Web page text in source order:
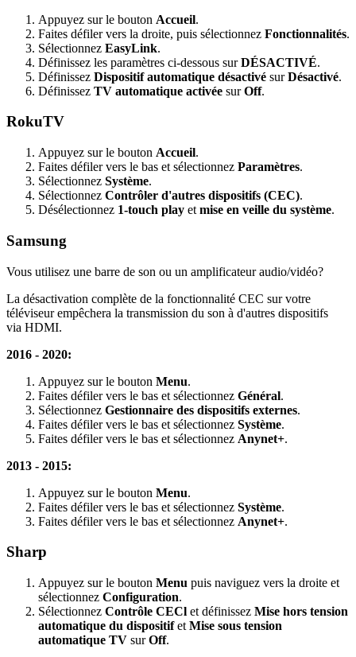
Appuyez sur le bouton Accueil.
Faites défiler vers la droite, puis sélectionnez Fonctionnalités.
Sélectionnez EasyLink.
Définissez les paramètres ci-dessous surDÉSACTIVÉ.
Définissez Dispositif automatique désactivé surDésactivé.
Définissez TV automatique activée surOff.
RokuTV
Appuyez sur le bouton Accueil.
Faites défiler vers le bas et sélectionnez Paramètres.
Sélectionnez Système.
Sélectionnez Contrôler d'autres dispositifs (CEC).
Désélectionnez 1-touch play et mise en veille du système.
Samsung
Vous utilisez une barre de son ou un amplificateur audio/vidéo?
La désactivation complète de la fonctionnalité CEC sur votre
téléviseur empêchera la transmission du son à d'autres dispositifs
via HDMI.
2016 - 2020:
Appuyez sur le bouton Menu.
Faites défiler vers le bas et sélectionnez Général.
Sélectionnez Gestionnaire des dispositifs externes.
Faites défiler vers le bas et sélectionnez Système.
Faites défiler vers le bas et sélectionnez Anynet+.
2013 - 2015:
Appuyez sur le bouton Menu.
Faites défiler vers le bas et sélectionnez Système.
Faites défiler vers le bas et sélectionnez Anynet+.
Sharp
Appuyez sur le bouton Menu puis naviguez vers la droite et
sélectionnez Configuration.
Sélectionnez Contrôle CECl et définissez Mise hors tension
automatique du dispositifet Mise sous tension
automatique TV surOff.